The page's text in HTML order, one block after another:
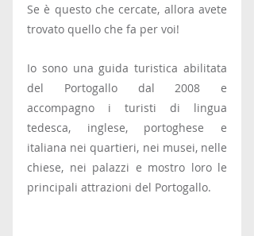
Se è questo che cercate, allora avete
trovato quello che fa per voi!
Io sono una guida turistica abilitata
del Portogallo dal 2008 e
accompagno i turisti di lingua
tedesca, inglese, portoghese e
italiana nei quartieri, nei musei, nelle
chiese, nei palazzi e mostro loro le
principali attrazioni del Portogallo.